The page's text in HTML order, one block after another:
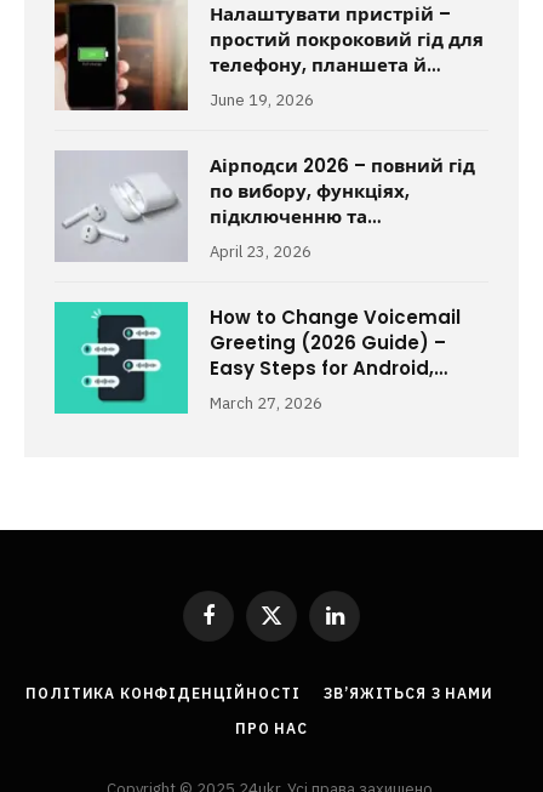
Налаштувати пристрій –
простий покроковий гід для
телефону, планшета й
техніки
June 19, 2026
Аірподси 2026 – повний гід
по вибору, функціях,
підключенню та
використанню
April 23, 2026
How to Change Voicemail
Greeting (2026 Guide) –
Easy Steps for Android,
iPhone & Carriers
March 27, 2026
Facebook
X
LinkedIn
ПОЛІТИКА КОНФІДЕНЦІЙНОСТІ
ЗВ’ЯЖІТЬСЯ З НАМИ
ПРО НАС